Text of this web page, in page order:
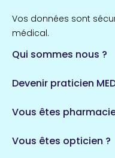
Vos données sont
médical.
Qui sommes nous ?
Devenir praticien
Vous êtes
Vous êtes opticien ?